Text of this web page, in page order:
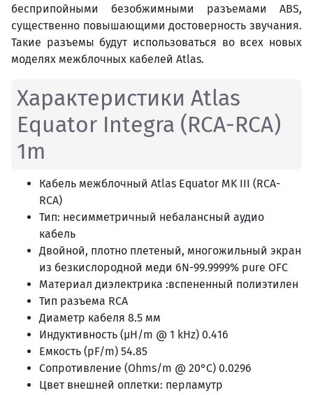
бесприпойными безобжимными разъемами ABS,
существенно повышающими достоверность звучания.
Такие разъемы будут использоваться во всех новых
моделях межблочных кабелей Atlas.
Характеристики Atlas
Equator Integra (RCA-RCA)
1m
Кабель межблочный Atlas Equator MK III (RCA-
RCA)
Тип: несимметричный небалансный аудио
кабель
Двойной, плотно плетеный, многожильный экран
из безкислородной меди 6N-99.9999% pure OFC
Материал диэлектрика :вспененный полиэтилен
Тип разъема RCA
Диаметр кабеля 8.5 мм
Индуктивность (µH/m @ 1 kHz) 0.416
Емкость (pF/m) 54.85
Сопротивление (Ohms/m @ 20°C) 0.0296
Цвет внешней оплетки: перламутр